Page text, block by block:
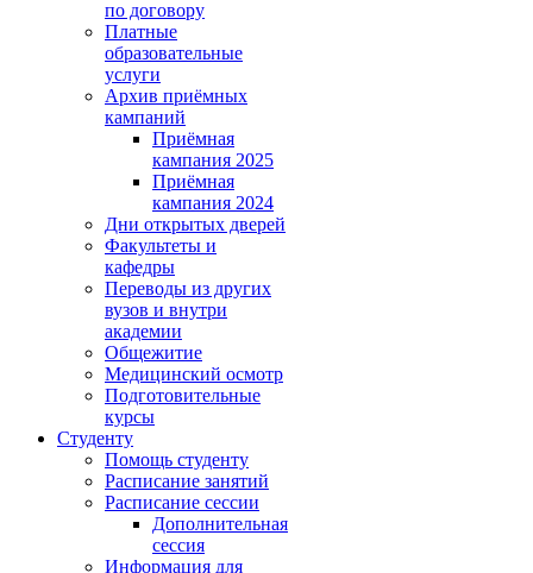
по договору
Платные
образовательные
услуги
Архив приёмных
кампаний
Приёмная
кампания 2025
Приёмная
кампания 2024
Дни открытых дверей
Факультеты и
кафедры
Переводы из других
вузов и внутри
академии
Общежитие
Медицинский осмотр
Подготовительные
курсы
Студенту
Помощь студенту
Расписание занятий
Расписание сессии
Дополнительная
сессия
Информация для